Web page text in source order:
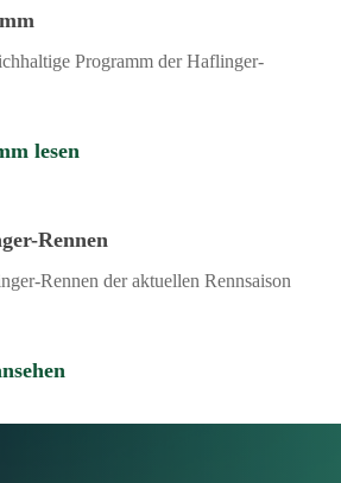
Programm der Haflinger-
lesen
Rennen
Rennen der aktuellen Rennsaison